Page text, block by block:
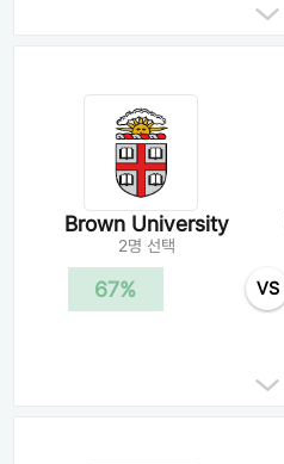
Brown University
2명 선택
67% VS